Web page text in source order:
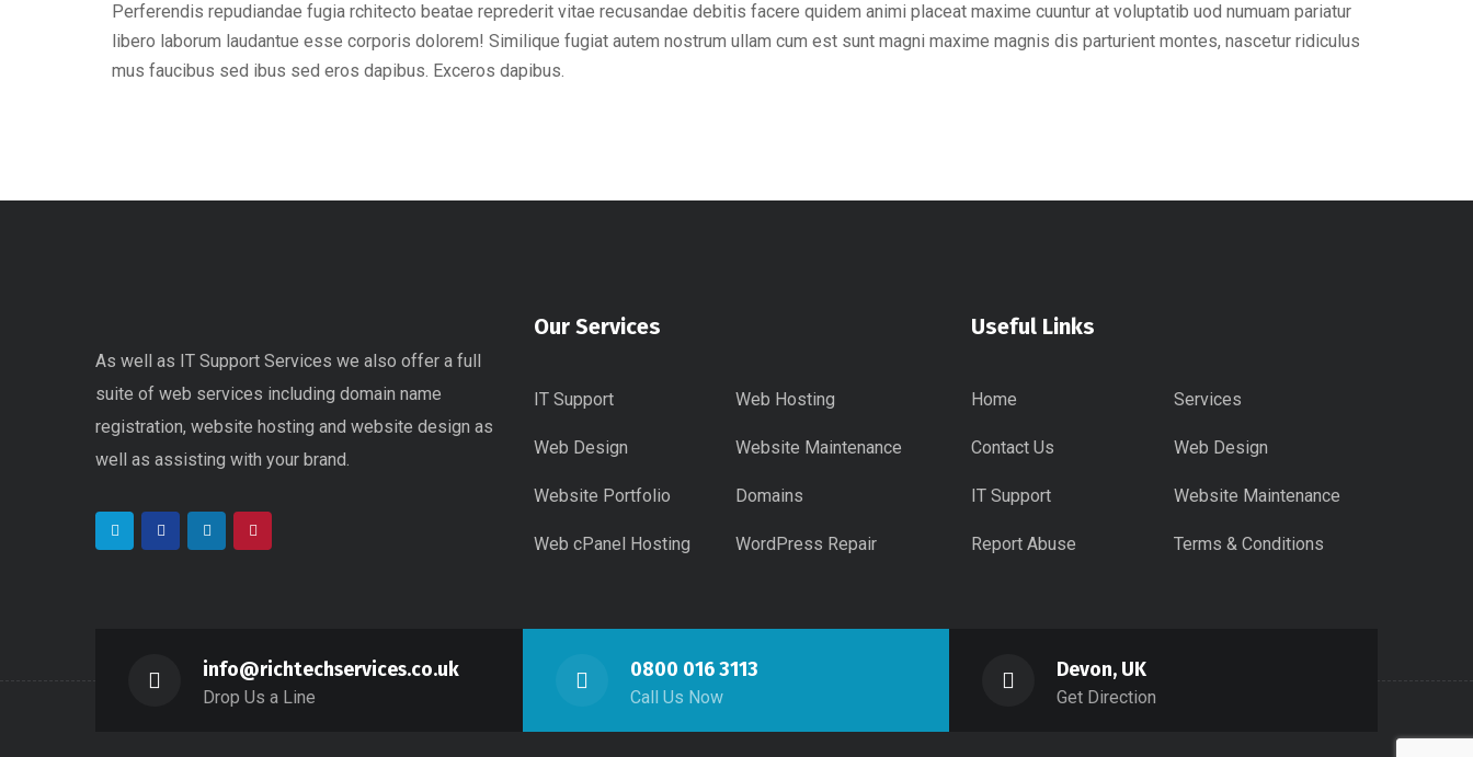
Perferendis repudiandae fugia rchitecto beatae reprederit vitae recusandae debitis facere quidem animi placeat maxime cuuntur at voluptatib uod numuam pariatur
libero laborum laudantue esse corporis dolorem! Similique fugiat autem nostrum ullam cum est sunt magni maxime magnis dis parturient montes, nascetur ridiculus
mus faucibus sed ibus sed eros dapibus. Exceros dapibus.
As well as IT Support Services we also offer a full
suite of web services including domain name
registration, website hosting and website design as
well as assisting with your brand.
Our Services
IT Support Web Hosting
Web Design Website Maintenance
Website Portfolio Domains
Web cPanel Hosting WordPress Repair
Useful Links
Home Services
Contact Us Web Design
IT Support Website Maintenance
Report Abuse Terms & Conditions
info@richtechservices.co.uk
Drop Us a Line
0800 016 3113
Call Us Now
Devon, UK
Get Direction